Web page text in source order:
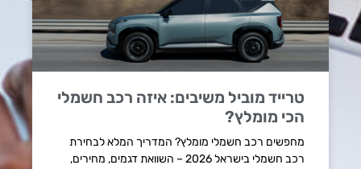
טרייד מוביל משיבים: איזה רכב חשמלי
הכי מומלץ?
מחפשים רכב חשמלי מומלץ? המדריך המלא לבחירת
רכב חשמלי בישראל 2026 – השוואת דגמים, מחירים,